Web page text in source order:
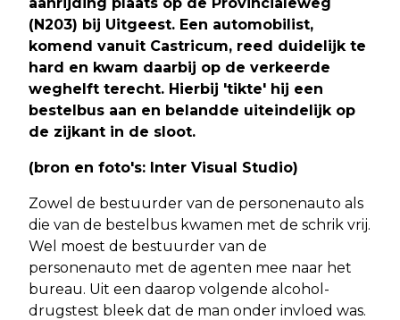
(N203) bij Uitgeest. Een automobilist,
komend vanuit Castricum, reed duidelijk te
hard en kwam daarbij op de verkeerde
weghelft terecht. Hierbij 'tikte' hij een
bestelbus aan en belandde uiteindelijk op
de zijkant in de sloot.
(bron en foto's: Inter Visual Studio)
Zowel de bestuurder van de personenauto als
die van de bestelbus kwamen met de schrik vrij.
Wel moest de bestuurder van de
personenauto met de agenten mee naar het
bureau. Uit een daarop volgende alcohol-
drugstest bleek dat de man onder invloed was.